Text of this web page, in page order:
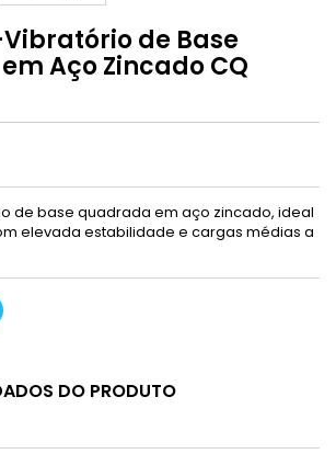
de Base
Aço Zincado CQ
de base quadrada em aço zincado, ideal
elevada estabilidade e cargas médias a
DO PRODUTO